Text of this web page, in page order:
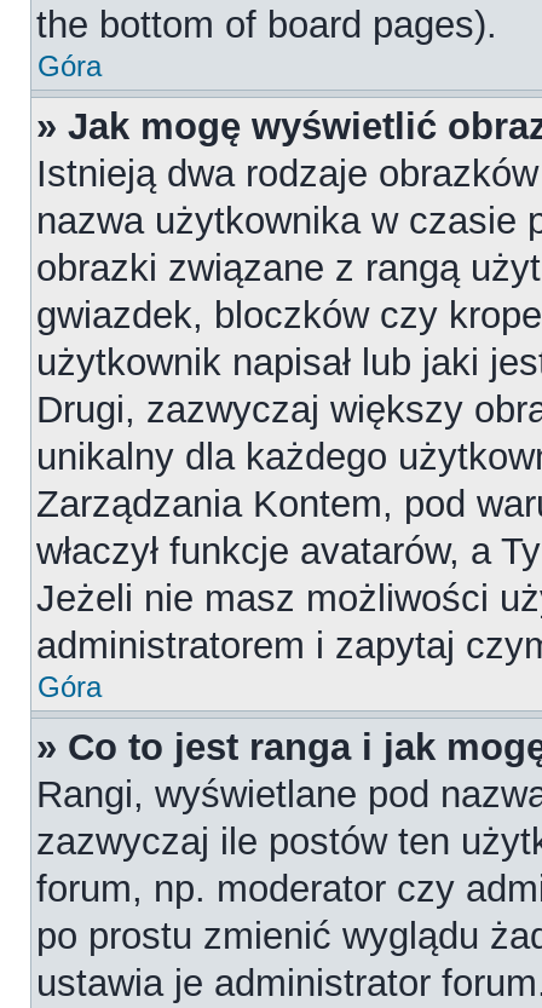
the bottom of board pages).
Góra
» Jak mogę wyświetlić
Istnieją dwa rodzaje
nazwa użytkownika w czasie
obrazki związane z rangą
gwiazdek, bloczków czy
użytkownik napisał lub jaki
Drugi, zazwyczaj większy
unikalny dla każdego
Zarządzania Kontem, pod
właczył funkcje avatarów, a
Jeżeli nie masz możliwości
administratorem i zapytaj
Góra
» Co to jest ranga i jak
Rangi, wyświetlane pod
zazwyczaj ile postów ten
forum, np. moderator czy
po prostu zmienić wyglądu
ustawia je administrator